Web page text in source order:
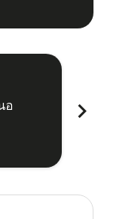
อ
chevron_right